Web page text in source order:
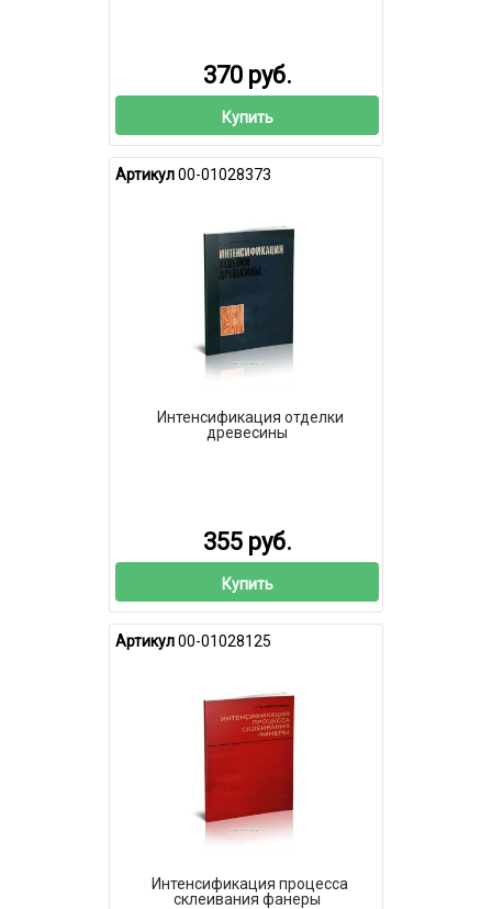
370 руб.
Купить
Артикул00-01028373
Интенсификация отделки
древесины
355 руб.
Купить
Артикул00-01028125
Интенсификация процесса
склеивания фанеры